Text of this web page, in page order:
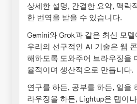
상세한 설명, 간결한 요약, 맥락
한 번역을 받을 수 있습니다.
Gemini와 Grok과 같은 최신 모
우리의 선구적인 AI 기술은 웹
해하도록 도와주어 브라우징을
율적이며 생산적으로 만듭니다.
연구를 하든, 공부를 하든, 일을
라우징을 하든, Lightup은 탭이